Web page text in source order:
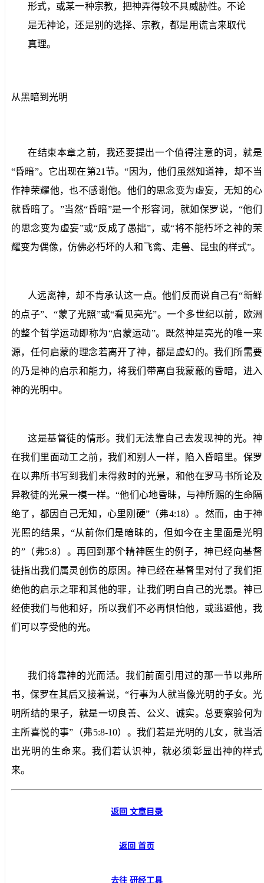
形式，或某一种宗教，把神弄得较不具威胁性。不论
是无神论，还是别的选择、宗教，都是用谎言来取代
真理。
从黑暗到光明
在结束本章之前，我还要提出一个值得注意的词，就是
“昏暗”。它出现在第21节。“因为，他们虽然知道神，却不当
作神荣耀他，也不感谢他。他们的思念变为虚妄，无知的心
就昏暗了。”当然“昏暗”是一个形容词，就如保罗说，“他们
的思念变为虚妄”或“反成了愚拙”，或“将不能朽坏之神的荣
耀变为偶像，仿佛必朽坏的人和飞禽、走兽、昆虫的样式”。
人远离神，却不肯承认这一点。他们反而说自己有“新鲜
的点子”、“蒙了光照”或“看见亮光”。一个多世纪以前，欧洲
的整个哲学运动即称为“启蒙运动”。既然神是亮光的唯一来
源，任何启蒙的理念若离开了神，都是虚幻的。我们所需要
的乃是神的启示和能力，将我们带离自我蒙蔽的昏暗，进入
神的光明中。
这是基督徒的情形。我们无法靠自己去发现神的光。神
在我们里面动工之前，我们和别人一样，陷入昏暗里。保罗
在以弗所书写到我们未得救时的光景，和他在罗马书所论及
异教徒的光景一模一样。“他们心地昏昧，与神所赐的生命隔
绝了，都因自己无知，心里刚硬”（弗4:18）。然而，由于神
光照的结果，“从前你们是暗昧的，但如今在主里面是光明
的”（弗5:8）。再回到那个精神医生的例子，神已经向基督
徒指出我们属灵创伤的原因。神已经在基督里对付了我们拒
绝他的启示之罪和其他的罪，让我们明白自己的光景。神已
经使我们与他和好，所以我们不必再惧怕他，或逃避他，我
们可以享受他的光。
我们将靠神的光而活。我们前面引用过的那一节以弗所
书，保罗在其后又接着说，“行事为人就当像光明的子女。光
明所结的果子，就是一切良善、公义、诚实。总要察验何为
主所喜悦的事”（弗5:8-10）。我们若是光明的儿女，就当活
出光明的生命来。我们若认识神，就必须彰显出神的样式
来。
返回 文章目录
返回 首页
去往 研经工具